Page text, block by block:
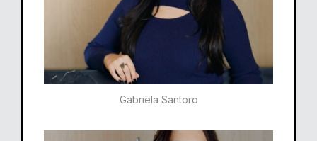
Gabriela Santoro​